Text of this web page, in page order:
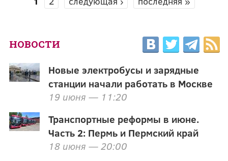
СТРАНИЦЫ
НОВОСТИ
Новые электробусы и зарядные
станции начали работать в Москве
19 июня — 11:20
Транспортные реформы в июне.
Часть 2: Пермь и Пермский край
18 июня — 20:00